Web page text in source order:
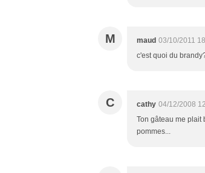
M maud 03/10/2011
c'est quoi du
C cathy 04/12/2008
Ton gâteau me plait
pommes...